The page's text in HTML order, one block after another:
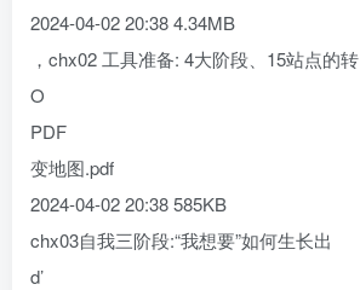
2024-04-02 20:38 4.34MB
，chx02 工具准备: 4大阶段、15站点的转
O
PDF
变地图.pdf
2024-04-02 20:38 585KB
chx03自我三阶段:“我想要”如何生长出
d’